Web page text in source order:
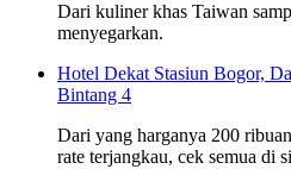
Dari kuliner khas Taiwan
menyegarkan.
Hotel Dekat Stasiun Bogor,
Bintang 4
Dari yang harganya 200
rate terjangkau, cek semua di